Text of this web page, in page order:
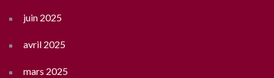
juin 2025
avril 2025
mars 2025